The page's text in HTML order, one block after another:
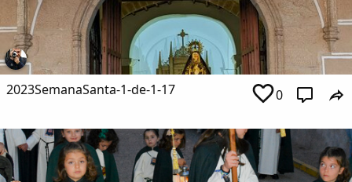
2023SemanaSanta-1-de-1-17 0